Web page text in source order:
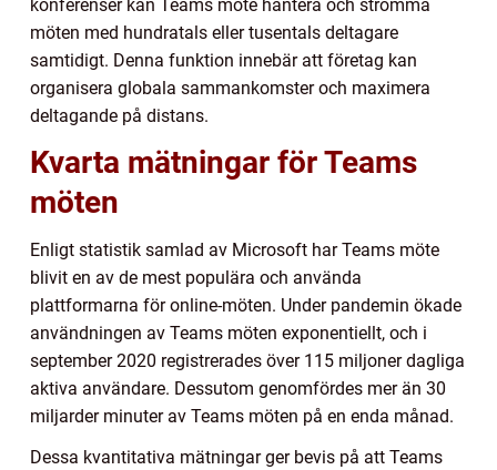
konferenser kan Teams möte hantera och strömma
möten med hundratals eller tusentals deltagare
samtidigt. Denna funktion innebär att företag kan
organisera globala sammankomster och maximera
deltagande på distans.
Kvarta mätningar för Teams
möten
Enligt statistik samlad av Microsoft har Teams möte
blivit en av de mest populära och använda
plattformarna för online-möten. Under pandemin ökade
användningen av Teams möten exponentiellt, och i
september 2020 registrerades över 115 miljoner dagliga
aktiva användare. Dessutom genomfördes mer än 30
miljarder minuter av Teams möten på en enda månad.
Dessa kvantitativa mätningar ger bevis på att Teams